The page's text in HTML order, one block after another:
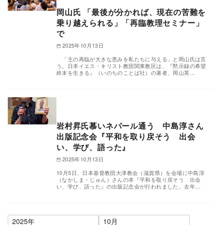
岡山氏 「最後が分かれば、現在の苦難を
乗り越えられる」「再臨教理セミナー」
で
2025年10月13日
「主の再臨が大きな恵みを私たちに与える」と岡山氏は言
う。日本イエス・キリスト教団関東教区は、『黙示録の希望
終末を生きる』（いのちのことば社）の著者、岡山英…
岩村昇氏慕いネパール通う 中島淳さん
出版記念会『平和を取り戻そう 出会
い、学び、語った』
2025年10月13日
10月5日、日本基督教団大津教会（滋賀県）を会場に中島淳
（なかしま・じゅん）さんの本『平和を取り戻そう 出会
い、学び、語った』の出版記念会が行われました。去年…